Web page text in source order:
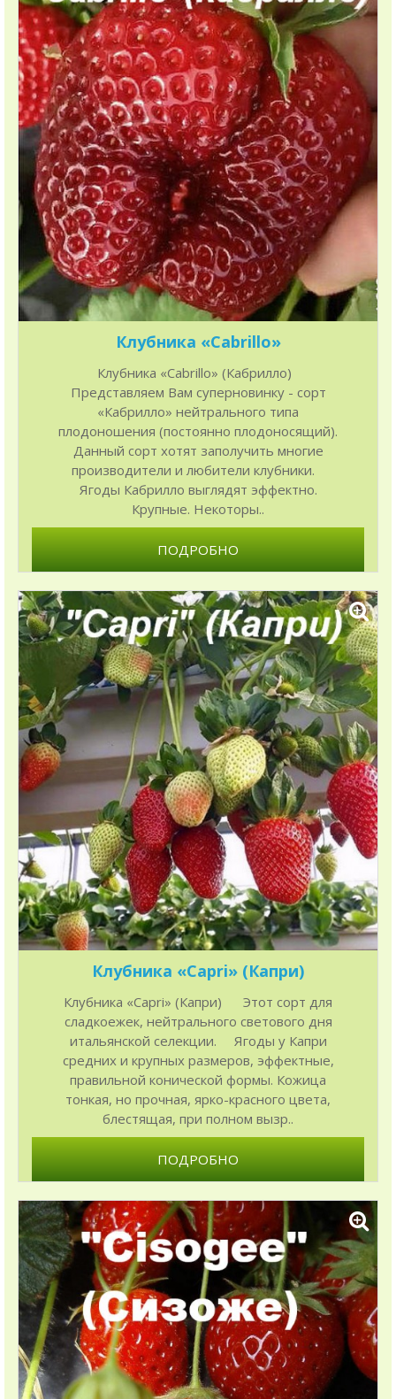
Клубника «Cabrillo»
Клубника «Cabrillo» (Кабрилло)
Представляем Вам суперновинку - сорт
«Кабрилло» нейтрального типа
плодоношения (постоянно плодоносящий).
Данный сорт хотят заполучить многие
производители и любители клубники.
Ягоды Кабрилло выглядят эффектно.
Крупные. Некоторы..
ПОДРОБНО
Клубника «Capri» (Капри)
Клубника «Capri» (Капри) Этот сорт для
сладкоежек, нейтрального светового дня
итальянской селекции. Ягоды у Капри
средних и крупных размеров, эффектные,
правильной конической формы. Кожица
тонкая, но прочная, ярко-красного цвета,
блестящая, при полном вызр..
ПОДРОБНО